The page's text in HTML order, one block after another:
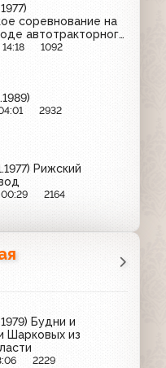
соревнование на
автотракторного
1092
2932
Рижский
2164
Будни и
Шарковых из
2229